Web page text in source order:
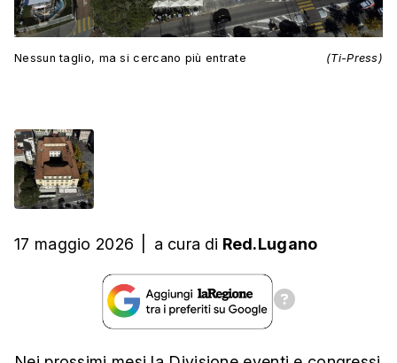
Nessun taglio, ma si cercano più entrate (Ti-Press)
17 maggio 2026 a cura di Red.Lugano